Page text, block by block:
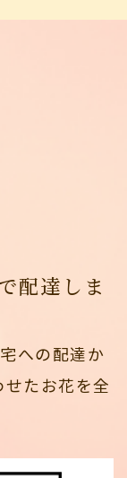
配達しま
への配達か
たお花を全